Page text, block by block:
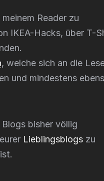
Reader zu
IKEA-Hacks, über T-
, welche sich an die
und mindestens
bisher völlig
Lieblingsblogs zu